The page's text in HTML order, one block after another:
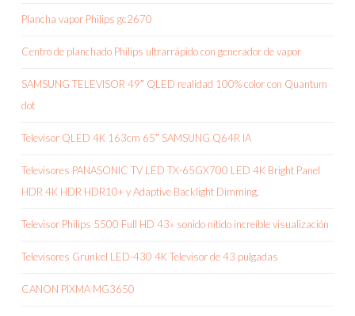
Plancha vapor Philips gc2670
Centro de planchado Philips ultrarrápido con generador de vapor
SAMSUNG TELEVISOR 49″ QLED realidad 100% color con Quantum
dot
Televisor QLED 4K 163cm 65″ SAMSUNG Q64R IA
Televisores PANASONIC TV LED TX-65GX700 LED 4K Bright Panel
HDR 4K HDR HDR10+ y Adaptive Backlight Dimming,
Televisor Philips 5500 Full HD 43» sonido nítido increíble visualización
Televisores Grunkel LED-430 4K Televisor de 43 pulgadas
CANON PIXMA MG3650